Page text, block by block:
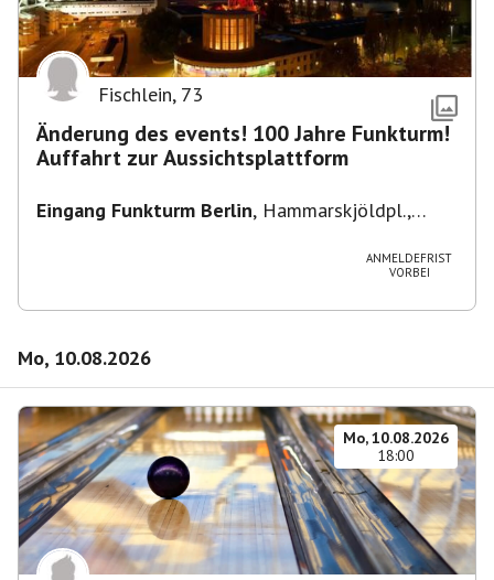
Fischlein, 73
Änderung des events! 100 Jahre Funkturm!
Auffahrt zur Aussichtsplattform
Eingang Funkturm Berlin, Hammarskjöldpl.,
ANMELDEFRIST
VORBEI
Mo, 10.08.2026
Mo, 10.08.2026
18:00